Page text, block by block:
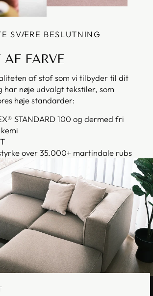
SVÆRE BESLUTNING
AF FARVE
af stof som vi tilbyder til dit
har nøje udvalgt tekstiler, som
høje standarder:
STANDARD 100 og dermed fri
over 35.000+ martindale rubs